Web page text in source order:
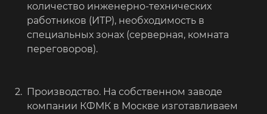
количество инженерно-технических
работников (ИТР), необходимость в
специальных зонах (серверная, комната
переговоров).
Производство. На собственном заводе
компании КФМК в Москве изготавливаем